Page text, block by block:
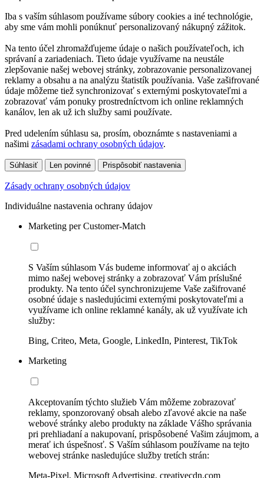
Iba s vaším súhlasom používame súbory cookies a iné technológie,
aby sme vám mohli ponúknuť personalizovaný nákupný zážitok.
Na tento účel zhromažďujeme údaje o našich používateľoch, ich
správaní a zariadeniach. Tieto údaje využívame na neustále
zlepšovanie našej webovej stránky, zobrazovanie personalizovanej
reklamy a obsahu a na analýzu štatistík používania. Vaše zašifrované
údaje môžeme tiež synchronizovať s externými poskytovateľmi a
zobrazovať vám ponuky prostredníctvom ich online reklamných
kanálov, len ak už ich služby sami používate.
Pred udelením súhlasu sa, prosím, oboznámte s nastaveniami a
našimi zásadami ochrany osobných údajov.
Súhlasiť Len povinné Prispôsobiť nastavenia
Zásady ochrany osobných údajov
Individuálne nastavenia ochrany údajov
Marketing per Customer-Match
S Vaším súhlasom Vás budeme informovať aj o akciách
mimo našej webovej stránky a zobrazovať Vám príslušné
produkty. Na tento účel synchronizujeme Vaše zašifrované
osobné údaje s nasledujúcimi externými poskytovateľmi a
využívame ich online reklamné kanály, ak už využívate ich
služby:
Bing, Criteo, Meta, Google, LinkedIn, Pinterest, TikTok
Marketing
Akceptovaním týchto služieb Vám môžeme zobrazovať
reklamy, sponzorovaný obsah alebo zľavové akcie na naše
webové stránky alebo produkty na základe Vášho správania
pri prehliadaní a nakupovaní, prispôsobené Vašim záujmom, a
merať ich úspešnosť. S Vaším súhlasom používame na tejto
webovej stránke nasledujúce služby tretích strán:
Meta-Pixel, Microsoft Advertising, creativecdn.com